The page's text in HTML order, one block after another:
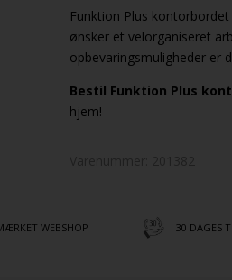
Funktion Plus
ønsker et velorganiseret
opbevaringsmuligheder er
Bestil Funktion Plus
hjem!
WEBSHOP 30 DAGES